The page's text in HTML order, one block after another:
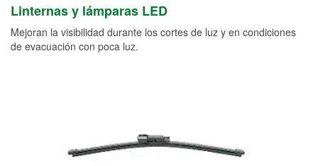
Linternas y lámparas LED
Mejoran la visibilidad durante los cortes de luz y en condiciones
de evacuación con poca luz.